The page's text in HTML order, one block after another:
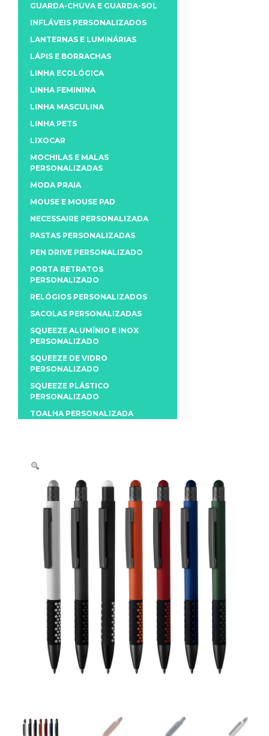
GUARDA-CHUVA E GUARDA-SOL
INFLÁVEIS PERSONALIZADOS
LANTERNAS E LUMINÁRIAS
LÁPIS E BORRACHAS
LINHA ECOLÓGICA
LINHA FEMININA
LINHA MASCULINA
LINHA PETS
LIXOCAR
MOCHILAS E MALAS
PERSONALIZADAS
MODA PRAIA
MOUSE E MOUSE PAD
NECESSAIRE PERSONALIZADA
PASTAS PERSONALIZADAS
PEN DRIVE PERSONALIZADO
PORTA RETRATOS
PERSONALIZADO
RELÓGIOS PERSONALIZADOS
SACOLAS PERSONALIZADAS
SQUEEZE ALUMÍNIO E INOX
PERSONALIZADO
SQUEEZE DE VIDRO
PERSONALIZADO
SQUEEZE PLÁSTICO
PERSONALIZADO
TOALHA PERSONALIZADA